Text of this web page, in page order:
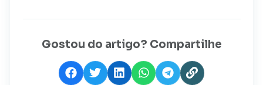
Gostou do artigo? Compartilhe